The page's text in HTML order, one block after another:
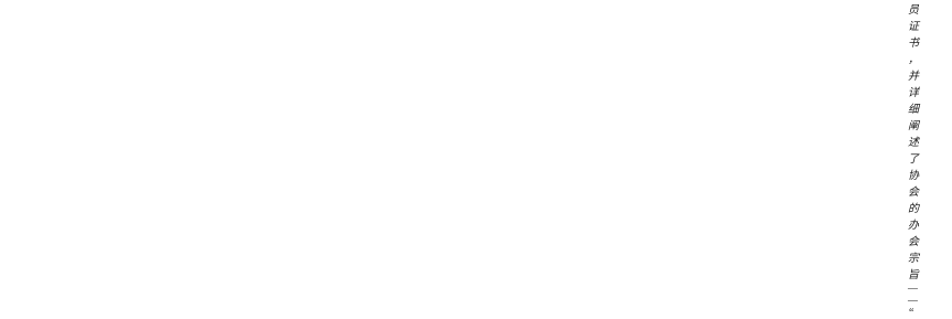
员
证
书
，
并
详
细
阐
述
了
协
会
的
办
会
宗
旨
—
—
“